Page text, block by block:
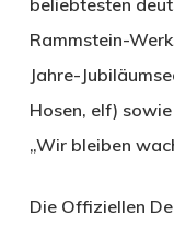
Rammstein-
Jahre-
Hosen, elf)
„Wir bleiben
Die Offiziellen